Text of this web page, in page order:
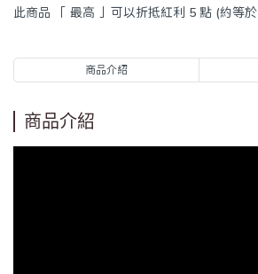
此商品 「 最高 」可以折抵紅利 5 點 (約等於
商品介紹
商品介紹